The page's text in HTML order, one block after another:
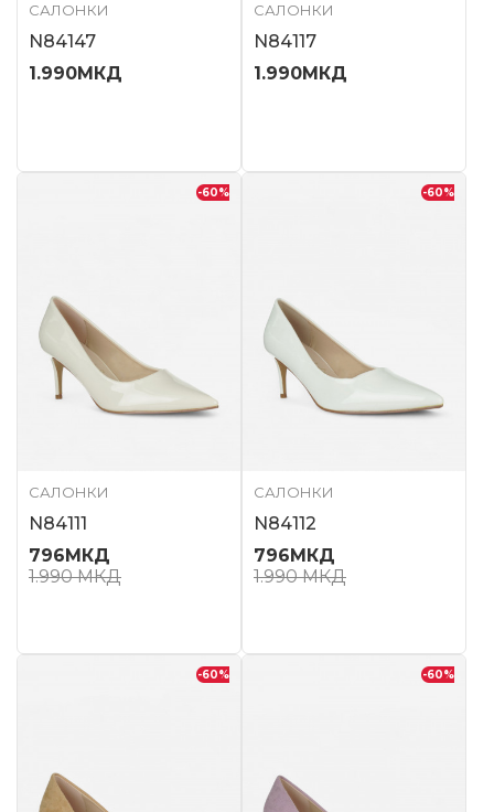
САЛОНКИ
N84147
1.990МКД
САЛОНКИ
N84117
1.990МКД
-60%
САЛОНКИ
N84111
796МКД
1.990МКД
-60%
САЛОНКИ
N84112
796МКД
1.990МКД
-60% -60%